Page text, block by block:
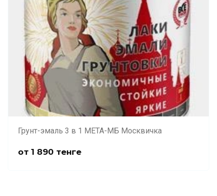
Грунт-эмаль 3 в 1 МЕТА-МБ Москвичка
от 1 890 тенге